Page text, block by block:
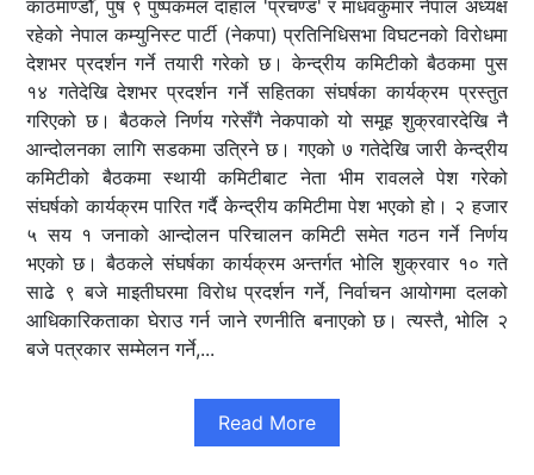
काठमाण्डौँ, पुष ९ पुष्पकमल दाहाल 'प्रचण्ड' र माधवकुमार नेपाल अध्यक्ष
रहेको नेपाल कम्युनिस्ट पार्टी (नेकपा) प्रतिनिधिसभा विघटनको विरोधमा
देशभर प्रदर्शन गर्ने तयारी गरेको छ। केन्द्रीय कमिटीको बैठकमा पुस
१४ गतेदेखि देशभर प्रदर्शन गर्ने सहितका संघर्षका कार्यक्रम प्रस्तुत
गरिएको छ। बैठकले निर्णय गरेसँगै नेकपाको यो समूह शुक्रवारदेखि नै
आन्दोलनका लागि सडकमा उत्रिने छ। गएको ७ गतेदेखि जारी केन्द्रीय
कमिटीको बैठकमा स्थायी कमिटीबाट नेता भीम रावलले पेश गरेको
संघर्षको कार्यक्रम पारित गर्दै केन्द्रीय कमिटीमा पेश भएको हो। २ हजार
५ सय १ जनाको आन्दोलन परिचालन कमिटी समेत गठन गर्ने निर्णय
भएको छ। बैठकले संघर्षका कार्यक्रम अन्तर्गत भोलि शुक्रवार १० गते
साढे ९ बजे माइतीघरमा विरोध प्रदर्शन गर्ने, निर्वाचन आयोगमा दलको
आधिकारिकताका घेराउ गर्न जाने रणनीति बनाएको छ। त्यस्तै, भोलि २
बजे पत्रकार सम्मेलन गर्ने,...
Read More